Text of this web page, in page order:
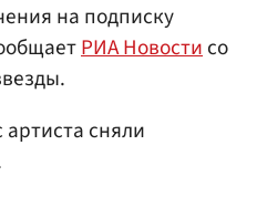
на подписку
РИА Новостисо
артиста сняли